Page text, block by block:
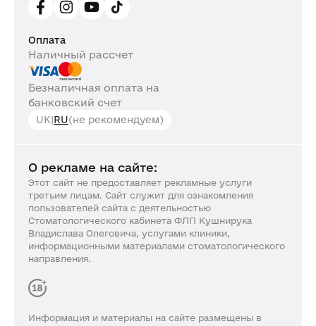
Оплата
Наличный рассчет
Безналичная оплата на
банковский счет
UK|RU(не рекомендуем)
О рекламе на сайте:
Этот сайт не предоставляет рекламные услуги
третьим лицам. Сайт служит для ознакомления
пользователей сайта с деятельностью
Стоматологического кабинета ФЛП Кушнирука
Владислава Олеговича, услугами клиники,
информационными материалами стоматологического
направления.
Информация и материалы на сайте размещены в